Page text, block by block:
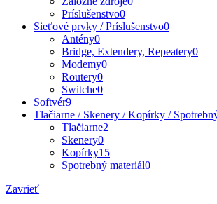
Príslušenstvo0
Sieťové prvky / Príslušenstvo0
Antény0
Bridge, Extendery, Repeatery0
Modemy0
Routery0
Switche0
Softvér9
Tlačiarne / Skenery / Kopírky /
Tlačiarne2
Skenery0
Kopírky15
Spotrebný materiál0
Zavrieť